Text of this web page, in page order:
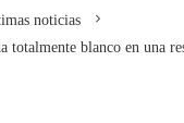
noticias
totalmente blanco en una